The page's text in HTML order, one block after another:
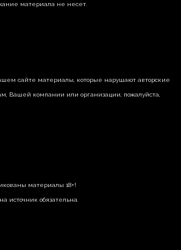
материала не несет.
сайте материалы, которые нарушают авторские
Вашей компании или организации, пожалуйста,
материалы 18+!
источник обязательна.